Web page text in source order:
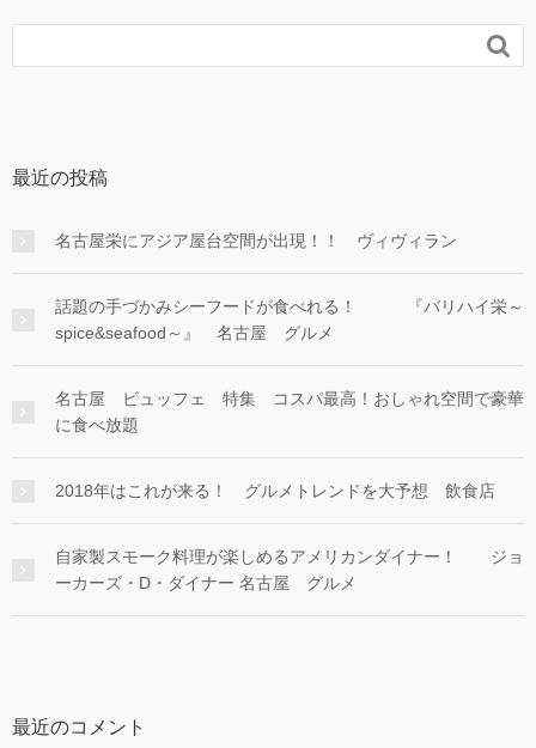

最近の投稿
名古屋栄にアジア屋台空間が出現！！ ヴィヴィラン
話題の手づかみシーフードが食べれる！ 『バリハイ栄～
spice&seafood～』 名古屋 グルメ
名古屋 ビュッフェ 特集 コスパ最高！おしゃれ空間で豪華
に食べ放題
2018年はこれが来る！ グルメトレンドを大予想 飲食店
自家製スモーク料理が楽しめるアメリカンダイナー！ ジョ
ーカーズ・D・ダイナー 名古屋 グルメ
最近のコメント